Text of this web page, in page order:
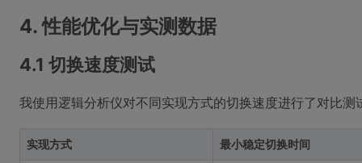
4. 性能优化与实测数据
4.1 切换速度测试
我使用逻辑分析仪对不同实现方式的切换速度进行了对比测
实现方式 最小稳定切换时间